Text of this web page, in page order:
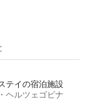
テイの宿泊施設
ヘルツェゴビナ